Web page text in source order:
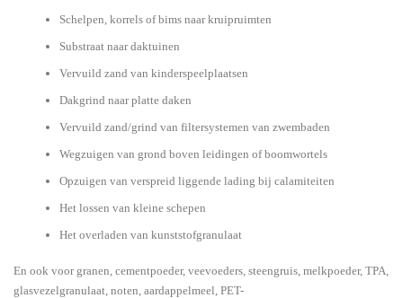
Schelpen, korrels of bims naar kruipruimten
Substraat naar daktuinen
Vervuild zand van kinderspeelplaatsen
Dakgrind naar platte daken
Vervuild zand/grind van filtersystemen van zwembaden
Wegzuigen van grond boven leidingen of boomwortels
Opzuigen van verspreid liggende lading bij calamiteiten
Het lossen van kleine schepen
Het overladen van kunststofgranulaat
En ook voor granen, cementpoeder, veevoeders, steengruis, melkpoeder, TPA,
glasvezelgranulaat, noten, aardappelmeel, PET-